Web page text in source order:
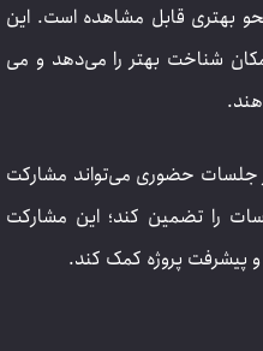
بهتری قابل مشاهده است. این
شناخت بهتر را می‌دهد و می
حضوری می‌تواند مشارکت
را تضمین کند؛ این مشارکت
و پیشرفت پروژه کمک کند.